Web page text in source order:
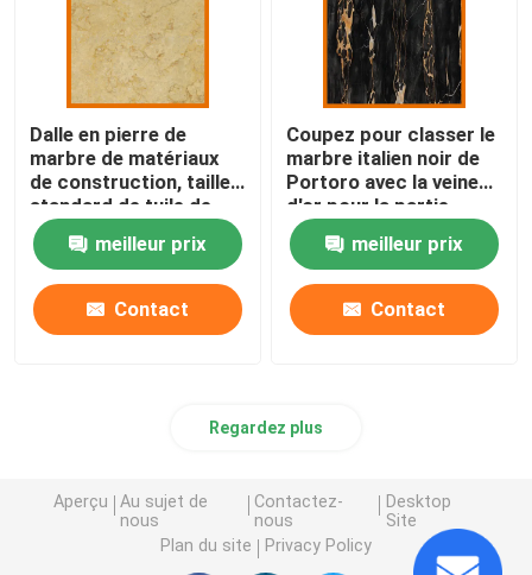
Dalle en pierre de
marbre de matériaux
de construction, taille
standard de tuile de
marbre beige
ensoleilléemeilleur prix
Contact
Coupez pour classer le
marbre italien noir de
Portoro avec la veine
d'or pour la partie
supérieure du comptoir
de salle de bains
meilleur prix
Contact
Regardez plus
Aperçu
Au sujet de
nous
Contactez-
nous
Desktop
Site
Plan du site
Privacy Policy